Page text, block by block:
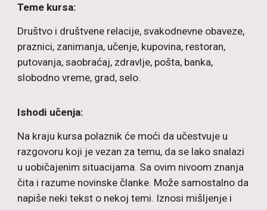
Teme kursa:
Društvo i društvene relacije, svakodnevne obaveze,
praznici, zanimanja, učenje, kupovina, restoran,
putovanja, saobraćaj, zdravlje, pošta, banka,
slobodno vreme, grad, selo.
Ishodi učenja:
Na kraju kursa polaznik će moći da učestvuje u
razgovoru koji je vezan za temu, da se lako snalazi
u uobičajenim situacijama. Sa ovim nivoom znanja
čita i razume novinske članke. Može samostalno da
napiše neki tekst o nekoj temi. Iznosi mišljenje i